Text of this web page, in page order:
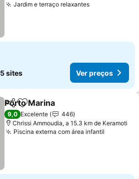
Jardim e terraço relaxantes
5 sites Ver preços
PartilharAdicionar aos favoritos
Porto Marina
9,0 Excelente
446
Chrissi Ammoudia, a 15.3 km de Keramoti
Piscina externa com área infantil